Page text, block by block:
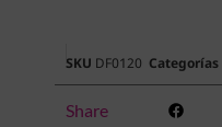
SKU DF0120 Categorías
Share